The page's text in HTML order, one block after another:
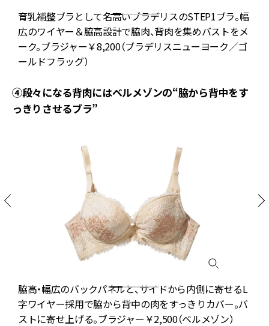
育乳補整ブラとして名高いブラデリスのSTEP1ブラ。幅
広のワイヤー＆脇高設計で脇肉、背肉を集めバストをメ
ーク。ブラジャー￥8,200（ブラデリスニューヨーク／ゴ
ールドフラッグ）
④段々になる背肉にはベルメゾンの“脇から背中をす
っきりさせるブラ”
脇高・幅広のバックパネルと、サイドから内側に寄せるL
字ワイヤー採用で脇から背中の肉をすっきりカバー。バ
ストに寄せ上げる。ブラジャー￥2,500（ベルメゾン）